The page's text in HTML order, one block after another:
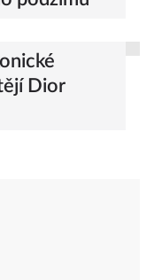
podzimu
Dior